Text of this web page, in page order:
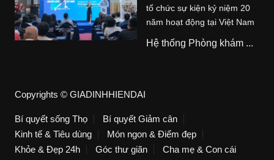
tổ chức sự kiện kỷ niệm 20
năm hoạt động tại Việt Nam
Hệ thống Phòng khám ...
Copyrights © GIADINHHIENDAI
Bí quyết sống Thọ
Bí quyết Giảm cân
Kinh tế & Tiêu dùng
Món ngon & Điểm đẹp
Khỏe & Đẹp 24h
Góc thư giãn Cha mẹ & Con cái